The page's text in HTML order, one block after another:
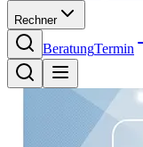
Rechner
BeratungTermin